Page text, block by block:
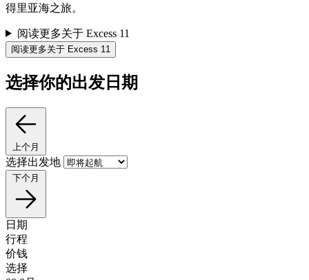
得里亚海之旅。
阅读更多关于 Excess 11
阅读更多关于 Excess 11
选择你的出发日期
上个月
选择出发地
下个月
日期
行程
价钱
选择